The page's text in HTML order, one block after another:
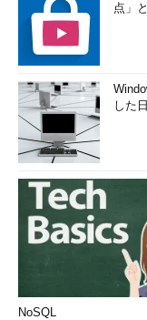
点」
した
NoSQL